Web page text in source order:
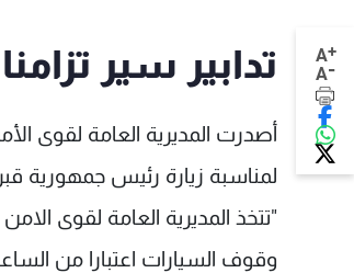
A+
A- تدابير سير
أصدرت المديرية العامة لقوى
لمناسبة زيارة رئيس جمهورية قبرص الى لبنان، من تاريخ